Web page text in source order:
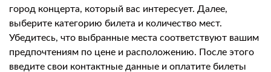
город концерта, который вас интересует. Далее,
выберите категорию билета и количество мест.
Убедитесь, что выбранные места соответствуют вашим
предпочтениям по цене и расположению. После этого
введите свои контактные данные и оплатите билеты